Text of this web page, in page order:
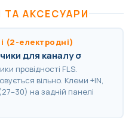
ТА АКСЕСУАРИ
(2-електродні)
для каналу σ
провідності FLS.
вільно. Клеми +IN,
на задній панелі